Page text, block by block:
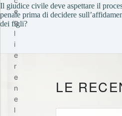
Il giudice civile deve aspettare il
penale prima di decidere
dei figli?
LE
e
g
l
i
e
r
e
n
e
l